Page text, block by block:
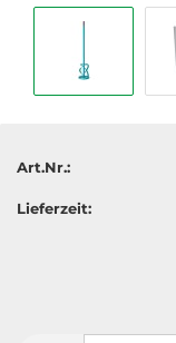
Art.Nr.:
Lieferzeit: